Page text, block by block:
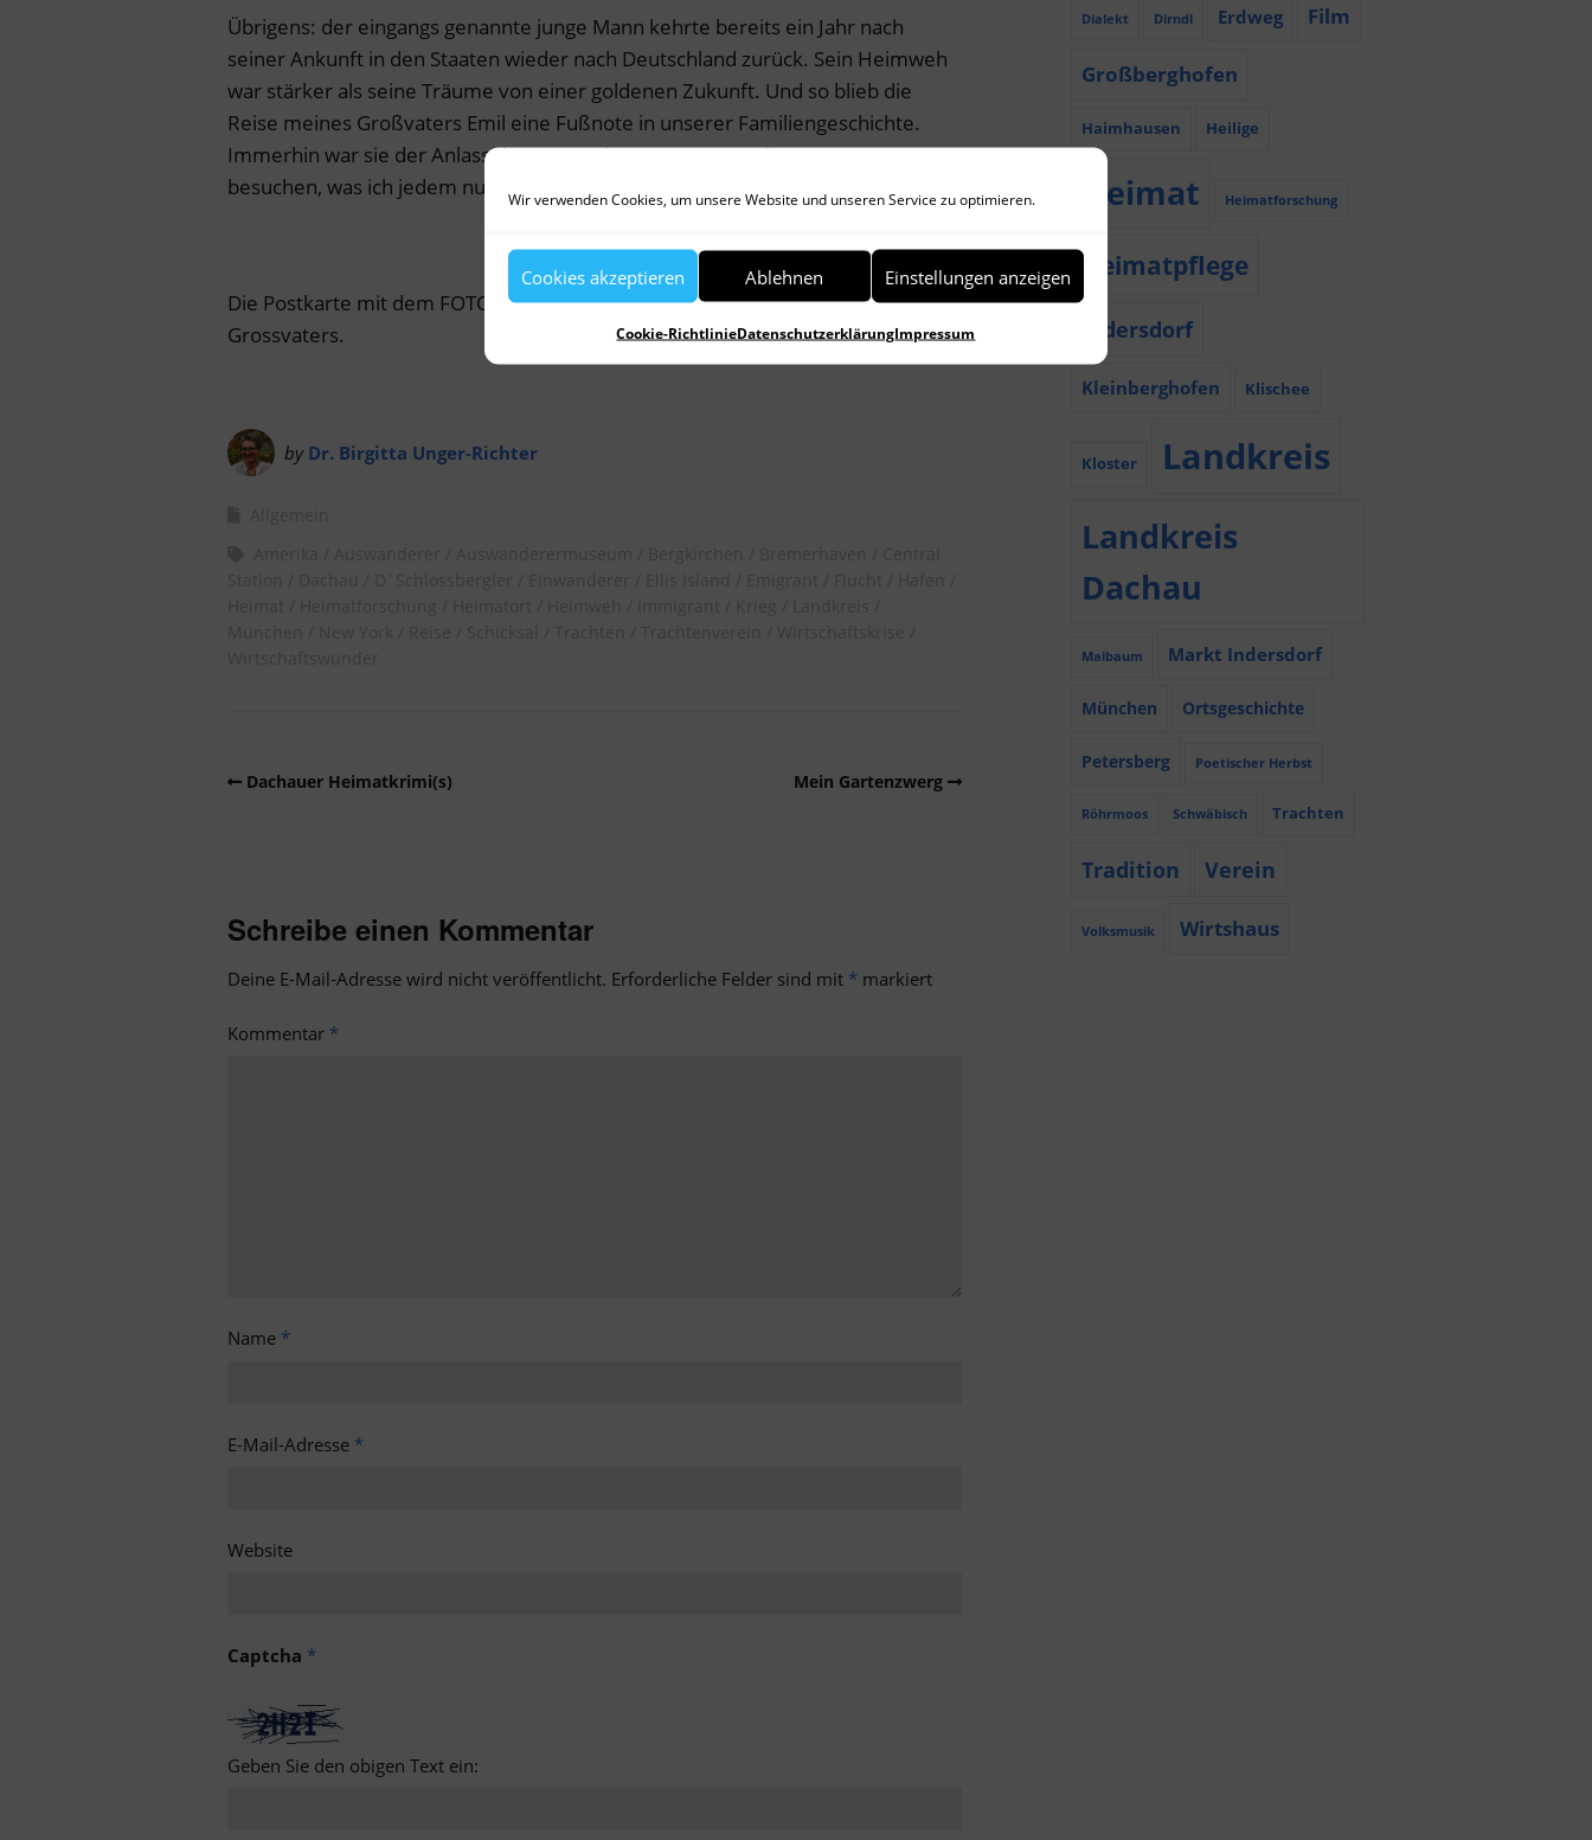
Wir verwenden Cookies, um unsere Website und unseren Service zu optimieren.
Cookies akzeptieren Ablehnen Einstellungen anzeigen
Cookie-RichtlinieDatenschutzerklärungImpressum
Übrigens: der eingangs genannte junge Mann kehrte bereits ein Jahr nach
seiner Ankunft in den Staaten wieder nach Deutschland zurück. Sein Heimweh
war stärker als seine Träume von einer goldenen Zukunft. Und so blieb die
Reise meines Großvaters Emil eine Fußnote in unserer Familiengeschichte.
Immerhin war sie der Anlass das Bremerhavener Auswanderermuseum zu
besuchen, was ich jedem nur wärmstens empfehlen kann.
Die Postkarte mit dem FOTO der New York befand sich im Nachlass meines
Grossvaters.
by Dr. Birgitta Unger-Richter
Dachauer Heimatkrimi(s) Mein Gartenzwerg
Schreibe einen Kommentar
Deine E-Mail-Adresse wird nicht veröffentlicht. Erforderliche Felder sind mit * markiert
Kommentar *
Name *
E-Mail-Adresse *
Website
Captcha *
Geben Sie den obigen Text ein:
Dialekt Dirndl Erdweg Film
Großberghofen
Haimhausen Heilige
Heimat Heimatforschung
Heimatpflege
Indersdorf
Kleinberghofen Klischee
Kloster Landkreis
Landkreis
Dachau
Maibaum Markt Indersdorf
München Ortsgeschichte
Petersberg Poetischer Herbst
Röhrmoos Schwäbisch Trachten
Tradition Verein
Volksmusik Wirtshaus